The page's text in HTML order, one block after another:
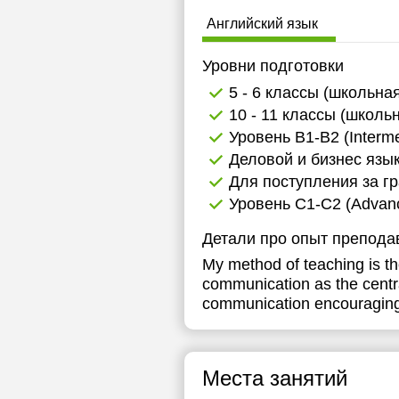
Английский язык
Уровни подготовки
5 - 6 классы
10 - 11 классы
Уровень B1-B2
Деловой и бизнес
Для поступления за
Уровень C1-C2
Детали про опыт
My method of teaching is
communication as the
communication
Места занятий